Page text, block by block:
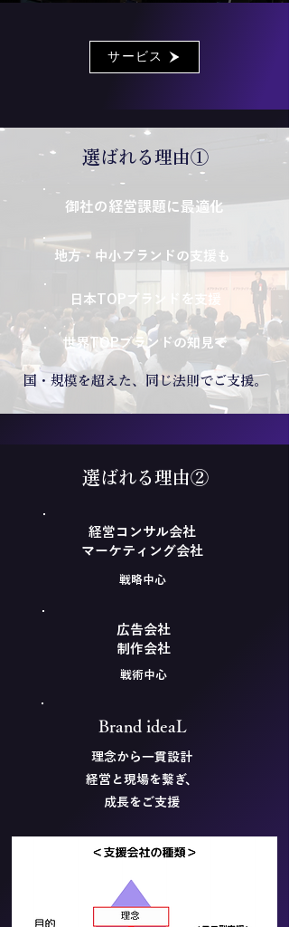
サービス
選ばれる理由①
地方・中小ブランドの支援も
御社の経営課題に最適化
日本TOPブランドを支援
世界TOPブランドの知見で
国・規模を超えた、同じ法則でご支援。
選ばれる理由②
経営コンサル会社
​マーケティング会社
戦略中心
​広告会社
​制作会社
戦術中心
Brand ideaL
理念から一貫設計
​経営と現場を繋ぎ、
成長をご支援